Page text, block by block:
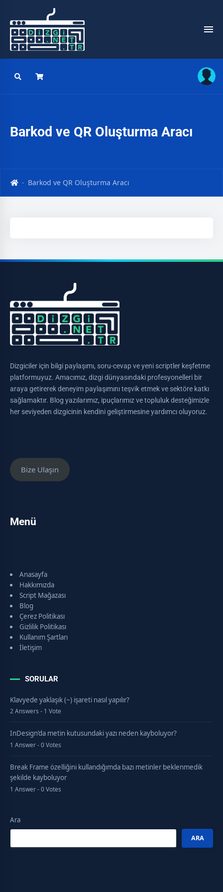
Barkod ve QR Oluşturma Aracı
Barkod ve QR Oluşturma Aracı
Dizgiciler için bilgi paylaşımı, soru-cevap ve yeni scriptler keşfetme
platformuyuz. Amacımız, dizgi dünyasındaki profesyonelleri bir
araya getirerek deneyim paylaşımını teşvik etmek ve sektöre katkı
sağlamaktır. Blog yazılarımız, ipuçlarımız ve topluluk desteğimizle
her seviyeden dizgicinin kendini geliştirmesine yardımcı oluyoruz.
Bize Ulaşın
Menü
Anasayfa
Hakkımızda
Script Mağazası
Blog
Çerez Politikası
Gizlilik Politikası
Kullanım Şartları
İletişim
SORULAR
Klavyede yaklaşık (~) işareti nasıl yapılır?
2 Answers - 1 Vote
InDesign’da metin kutusundaki yazı neden kayboluyor?
1 Answer - 0 Votes
Break Frame özelliğini kullandığımda bazı metinler beklenmedik
şekilde kayboluyor
1 Answer - 0 Votes
Ara
ARA